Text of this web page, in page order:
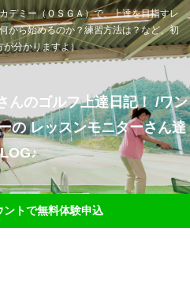
デミー（ＯＳＧＡ）で、上達を目指すレ
から始めるのか？練習方法は？など、初
が分かりますよ）
んのゴルフ上達日記！ /ワン
の レッスンモニターさん達
ントで無料体験申込